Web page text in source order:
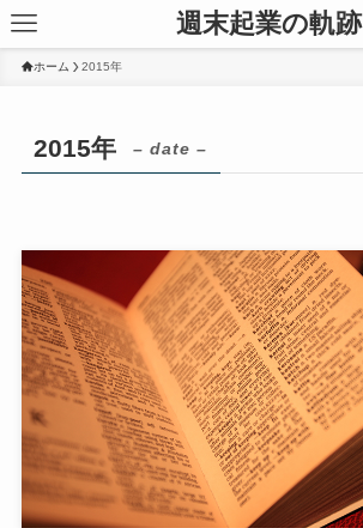
週末起業の軌跡
ホーム 2015年
2015年 – date –